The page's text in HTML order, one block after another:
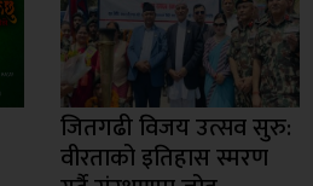
जितगढी विजय उत्सव सुरु:
वीरताको इतिहास स्मरण